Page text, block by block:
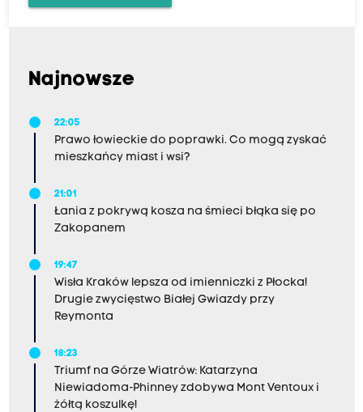
Najnowsze
22:05
Prawo łowieckie do poprawki. Co mogą zyskać
mieszkańcy miast i wsi?
21:01
Łania z pokrywą kosza na śmieci błąka się po
Zakopanem
19:47
Wisła Kraków lepsza od imienniczki z Płocka!
Drugie zwycięstwo Białej Gwiazdy przy
Reymonta
18:23
Triumf na Górze Wiatrów: Katarzyna
Niewiadoma-Phinney zdobywa Mont Ventoux i
żółtą koszulkę!